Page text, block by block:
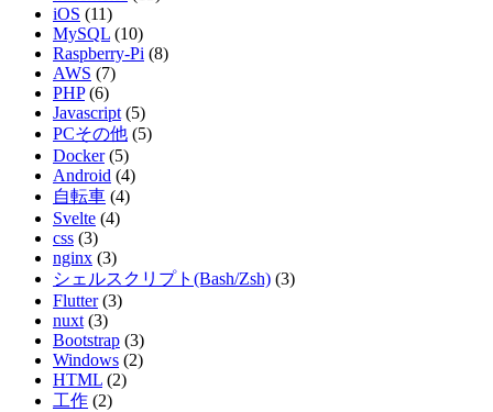
iOS (11)
MySQL (10)
Raspberry-Pi (8)
AWS (7)
PHP (6)
Javascript (5)
PCその他 (5)
Docker (5)
Android (4)
自転車 (4)
Svelte (4)
css (3)
nginx (3)
シェルスクリプト(Bash/Zsh) (3)
Flutter (3)
nuxt (3)
Bootstrap (3)
Windows (2)
HTML (2)
工作 (2)